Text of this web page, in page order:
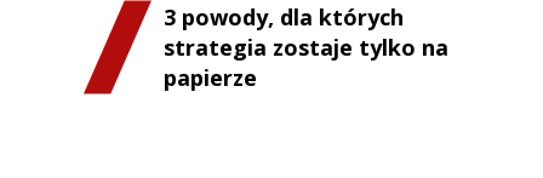
3 powody, dla których
strategia zostaje tylko na
papierze